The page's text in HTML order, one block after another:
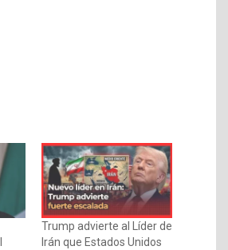
Trump advierte al Líder de
Irán que Estados Unidos